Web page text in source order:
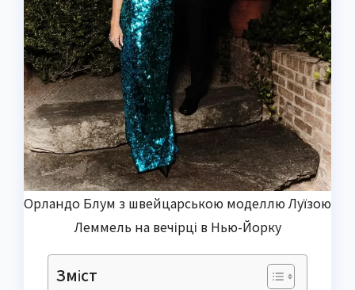
Орландо Блум з швейцарською моделлю Луїзою
Леммель на вечірці в Нью-Йорку
Зміст